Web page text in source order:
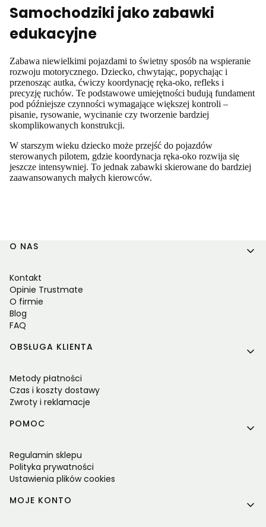
Samochodziki jako zabawki
edukacyjne
Zabawa niewielkimi pojazdami to świetny sposób na wspieranie
rozwoju motorycznego. Dziecko, chwytając, popychając i
przenosząc autka, ćwiczy koordynację ręka-oko, refleks i
precyzję ruchów. Te podstawowe umiejętności budują fundament
pod późniejsze czynności wymagające większej kontroli –
pisanie, rysowanie, wycinanie czy tworzenie bardziej
skomplikowanych konstrukcji.
W starszym wieku dziecko może przejść do pojazdów
sterowanych pilotem, gdzie koordynacja ręka-oko rozwija się
jeszcze intensywniej. To jednak zabawki skierowane do bardziej
zaawansowanych małych kierowców.
Linki w stopce
O NAS
Kontakt
Opinie Trustmate
O firmie
Blog
FAQ
OBSŁUGA KLIENTA
Metody płatności
Czas i koszty dostawy
Zwroty i reklamacje
POMOC
Regulamin sklepu
Polityka prywatności
Ustawienia plików cookies
MOJE KONTO